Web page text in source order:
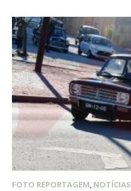
FOTO REPORTAGEM, NOTÍCIAS